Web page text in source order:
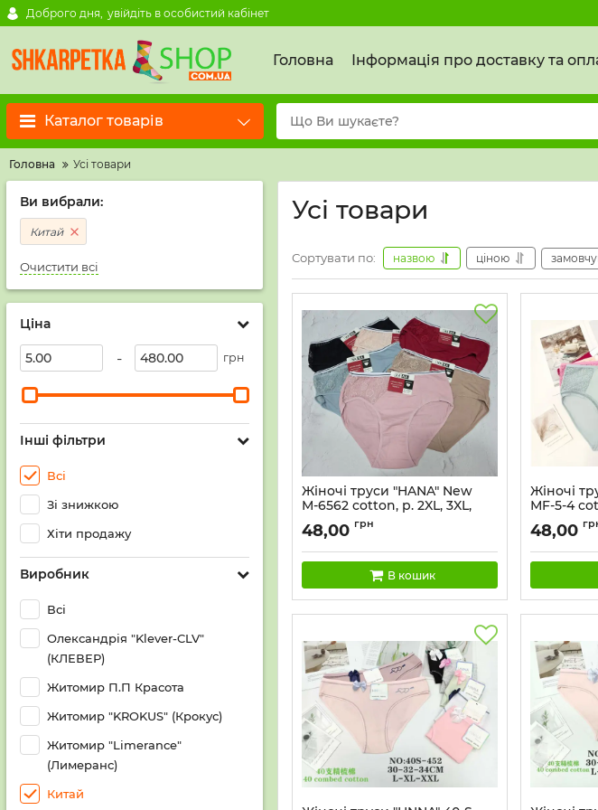
Доброго дня, увійдіть в особистий кабінет
Головна Інформація про доставку та
Каталог товарів
Головна Усі товари
Ви вибрали:
Китай
Очистити всі
Ціна
- грн
Інші фільтри
Всі
Зі знижкою
Хіти продажу
Виробник
Всі
Олександрія "Klever-CLV"
(КЛЕВЕР)
Житомир П.П Красота
Житомир "KROKUS" (Крокус)
Житомир "Limerance"
(Лимеранс)
Китай
Усі товари
Сортувати по: назвою ціною
Жіночі труси "HANA" New
М-6562 cotton, р. 2XL, 3XL,
4XL -(48, 50, 52) -асорті -
(Однотонні з мереживом)
-уп. 12 шт
48,00 грн
В кошик
Жіночі
МF-5-4
-(48, 50,
-уп. 12 шт
48,00